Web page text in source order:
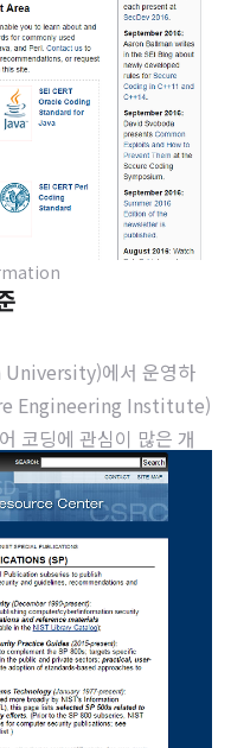
에서 운영하
Engineering Institute)
코딩에 관심이 많은 개
입니다. 지원하는 언어는
니다. 잘 찾아보시면 시
도구도 만나보실 수 있
어의 시큐어 코딩을 지원
가 있겠죠? 이미지를 클